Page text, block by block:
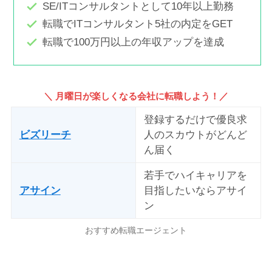
SE/ITコンサルタントとして10年以上勤務
転職でITコンサルタント5社の内定をGET
転職で100万円以上の年収アップを達成
＼ 月曜日が楽しくなる会社に転職しよう！／
ビズリーチ
登録するだけで優良求
人のスカウトがどんど
ん届く
アサイン
若手でハイキャリアを
目指したいならアサイ
ン
おすすめ転職エージェント